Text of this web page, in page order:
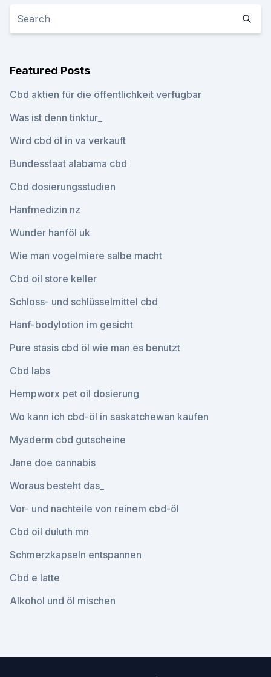
Featured Posts
Cbd aktien für die öffentlichkeit verfügbar
Was ist denn tinktur_
Wird cbd öl in va verkauft
Bundesstaat alabama cbd
Cbd dosierungsstudien
Hanfmedizin nz
Wunder hanföl uk
Wie man vogelmiere salbe macht
Cbd oil store keller
Schloss- und schlüsselmittel cbd
Hanf-bodylotion im gesicht
Pure stasis cbd öl wie man es benutzt
Cbd labs
Hempworx pet oil dosierung
Wo kann ich cbd-öl in saskatchewan kaufen
Myaderm cbd gutscheine
Jane doe cannabis
Woraus besteht das_
Vor- und nachteile von reinem cbd-öl
Cbd oil duluth mn
Schmerzkapseln entspannen
Cbd e latte
Alkohol und öl mischen